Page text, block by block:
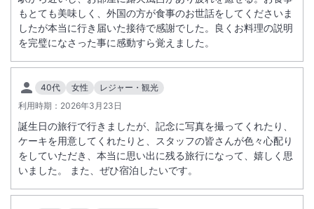
駐車場あり
サステナビリティへの取り組み
施設からのお知らせ
車でお越しの場合、専用駐車場がないため周辺の提携駐車場に有料でお
停めいただいております。
全館禁煙です。喫煙される場合は、ロビーに喫煙室を設けております。
夕食時間は（１８時、１８時３０分、１９時３０分、２０時）の時間指
定制となります。ご希望の時間をお知らせください。希望に添えない場
もとても美味しく、外国の方が食事のお世話をしてくださいま
したが本当に行き届いた接待で感謝でした。良くお料理の説明
を完璧になさった事に感動すら覚えました。
40代 女性
レジャー・観光
利用時期： 2026年3月23日
誕生日の旅行で行きましたが、記念に写真を撮ってくれたり、
ケーキを用意してくれたりと、スタッフの皆さんが色々心配り
をしていただき、本当に思い出に残る旅行になって、嬉しく思
いました。 また、ぜひ宿泊したいです。